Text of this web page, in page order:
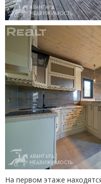
На первом этаже